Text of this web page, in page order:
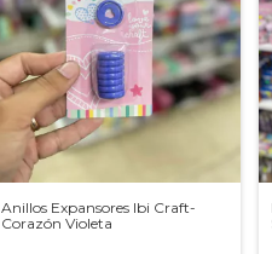
Anillos Expansores Ibi Craft-
Corazón Violeta